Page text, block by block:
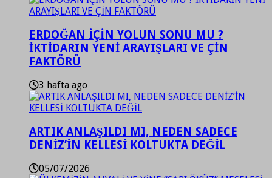
ERDOĞAN İÇİN YOLUN SONU MU ?
İKTİDARIN YENİ ARAYIŞLARI VE ÇİN
FAKTÖRÜ
3 hafta ago
ARTIK ANLAŞILDI MI, NEDEN SADECE
DENİZ’İN KELLESİ KOLTUKTA DEĞİL
05/07/2026